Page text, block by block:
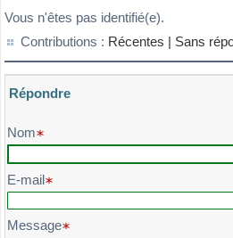
Vous n'êtes pas identifié(e).
Contributions : Récentes | Sans
Répondre
Veuillez composer votre message
Nom
E-mail
Message